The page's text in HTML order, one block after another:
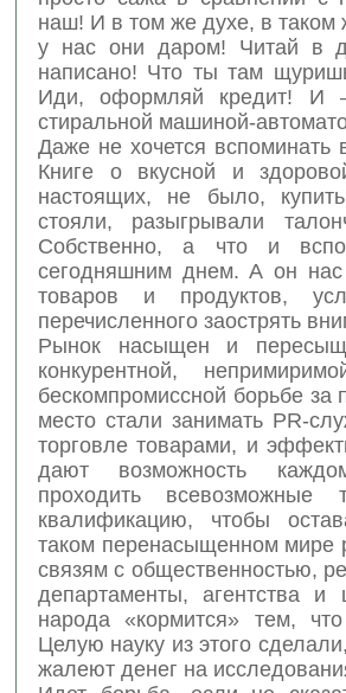
наш! И в том же духе, в таком
у нас они даром! Читай в
написано! Что ты там
Иди, оформляй кредит! И
стиральной машиной-
Даже не хочется
Книге о вкусной и
настоящих, не было,
стояли, разыгрывали
Собственно, а что и
сегодняшним днем. А он
товаров и продуктов,
перечисленного заострять
Рынок насыщен и
конкурентной,
бескомпромиссной борьбе за
место стали занимать PR-
торговле товарами, и
дают возможность
проходить
квалификацию, чтобы
таком перенасыщенном мире
связям с общественностью,
департаменты, агентства
народа «кормится» тем,
Целую науку из этого
жалеют денег на